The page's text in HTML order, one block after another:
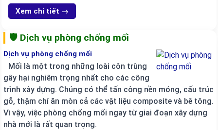
Xem chi tiết →
🛡️ Dịch vụ phòng chống mối
Dịch vụ phòng chống mối
Mối là một trong những loài côn trùng
gây hại nghiêm trọng nhất cho các công
trình xây dựng. Chúng có thể tấn công nền móng, cấu trúc
gỗ, thậm chí ăn mòn cả các vật liệu composite và bê tông.
Vì vậy, việc phòng chống mối ngay từ giai đoạn xây dựng
nhà mới là rất quan trọng.